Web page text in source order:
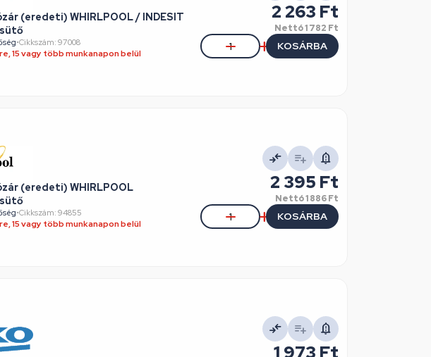
(eredeti) WHIRLPOOL / INDESIT
•Cikkszám: 97008
15 vagy több munkanapon belül
2 263 Ft
Nettó1 782 Ft
KOSÁRBA
(eredeti) WHIRLPOOL
•Cikkszám: 94855
15 vagy több munkanapon belül
2 395 Ft
Nettó1 886 Ft
KOSÁRBA
1 973 Ft